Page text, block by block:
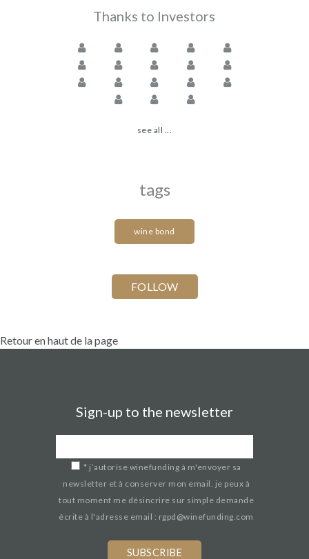
Thanks to Investors
see all ...
tags
wine bond
Retour en haut de la page
Sign-up to the newsletter
* j’autorise winefunding à m'envoyer sa
newsletter et à conserver mon email. je peux à
tout moment me désincrire sur simple demande
écrite à l'adresse email : rgpd@winefunding.com